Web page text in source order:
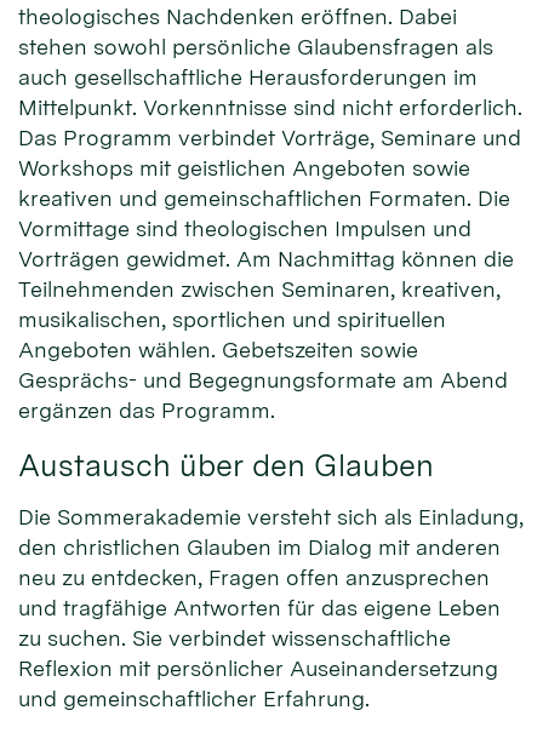
theologisches Nachdenken eröffnen. Dabei
stehen sowohl persönliche Glaubensfragen als
auch gesellschaftliche Herausforderungen im
Mittelpunkt. Vorkenntnisse sind nicht erforderlich.
Das Programm verbindet Vorträge, Seminare und
Workshops mit geistlichen Angeboten sowie
kreativen und gemeinschaftlichen Formaten. Die
Vormittage sind theologischen Impulsen und
Vorträgen gewidmet. Am Nachmittag können die
Teilnehmenden zwischen Seminaren, kreativen,
musikalischen, sportlichen und spirituellen
Angeboten wählen. Gebetszeiten sowie
Gesprächs- und Begegnungsformate am Abend
ergänzen das Programm.
Austausch über den Glauben
Die Sommerakademie versteht sich als Einladung,
den christlichen Glauben im Dialog mit anderen
neu zu entdecken, Fragen offen anzusprechen
und tragfähige Antworten für das eigene Leben
zu suchen. Sie verbindet wissenschaftliche
Reflexion mit persönlicher Auseinandersetzung
und gemeinschaftlicher Erfahrung.